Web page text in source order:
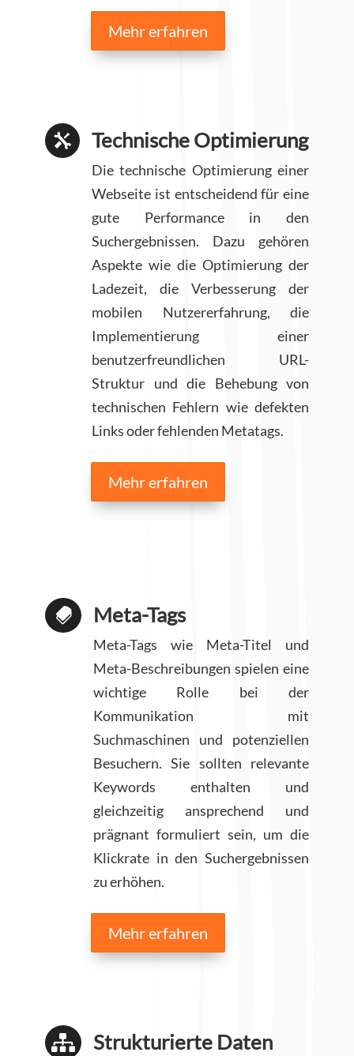
Mehr erfahren
 Technische Optimierung
Die technische Optimierung einer
Webseite ist entscheidend für eine
gute Performance in den
Suchergebnissen. Dazu gehören
Aspekte wie die Optimierung der
Ladezeit, die Verbesserung der
mobilen Nutzererfahrung, die
Implementierung einer
benutzerfreundlichen URL-
Struktur und die Behebung von
technischen Fehlern wie defekten
Links oder fehlenden Metatags.
Mehr erfahren
 Meta-Tags
Meta-Tags wie Meta-Titel und
Meta-Beschreibungen spielen eine
wichtige Rolle bei der
Kommunikation mit
Suchmaschinen und potenziellen
Besuchern. Sie sollten relevante
Keywords enthalten und
gleichzeitig ansprechend und
prägnant formuliert sein, um die
Klickrate in den Suchergebnissen
zu erhöhen.
Mehr erfahren
 Strukturierte Daten